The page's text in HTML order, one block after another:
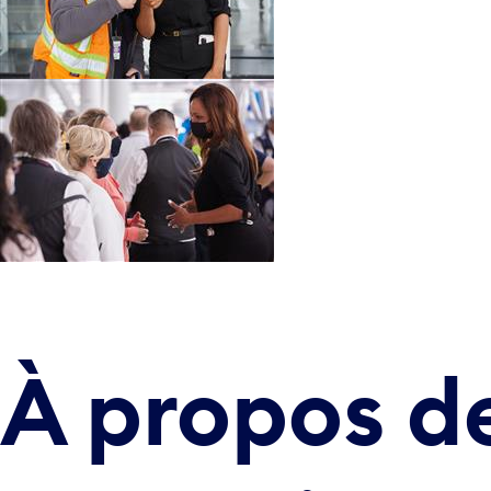
À propos